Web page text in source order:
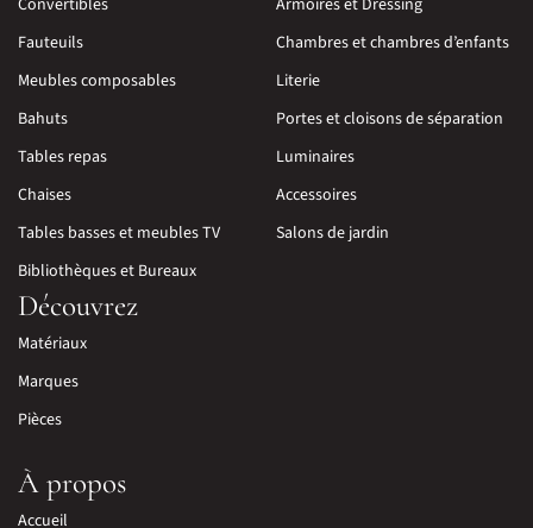
Fauteuils
Meubles composables
Bahuts
Tables repas
Chaises
Tables basses et meubles TV
Bibliothèques et Bureaux
Chambres et chambres d’enfants
Literie
Portes et cloisons de séparation
Luminaires
Accessoires
Salons de jardin
Découvrez
Matériaux
Marques
Pièces
À propos
Accueil